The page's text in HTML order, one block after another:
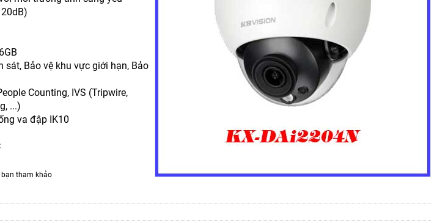
sát, Bảo vệ khu vực giới hạn, Bảo
Counting, IVS (Tripwire,
...)
va đập IK10
bạn tham khảo